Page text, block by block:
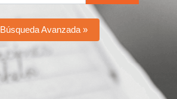
Búsqueda Avanzada »